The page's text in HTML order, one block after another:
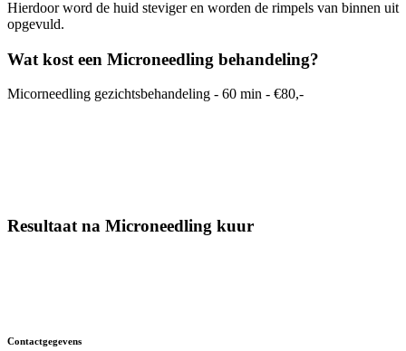
Hierdoor word de huid steviger en worden de rimpels van binnen uit
opgevuld.
Wat kost een Microneedling behandeling?
Micorneedling gezichtsbehandeling - 60 min - €80,-
Resultaat na Microneedling kuur
Contactgegevens